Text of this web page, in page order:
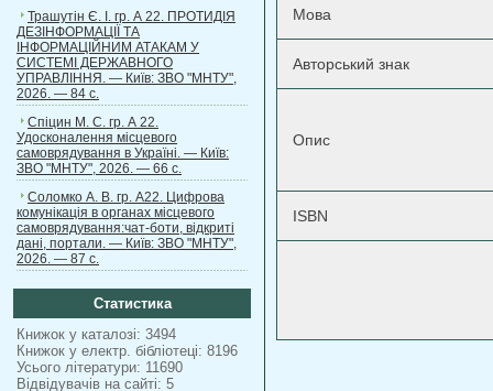
Трашутін Є. І. гр. А 22. ПРОТИДІЯ
ДЕЗІНФОРМАЦІЇ ТА
ІНФОРМАЦІЙНИМ АТАКАМ У
СИСТЕМІ ДЕРЖАВНОГО
УПРАВЛІННЯ. — Київ: ЗВО "МНТУ",
2026. — 84 с.
Спіцин М. С. гр. А 22.
Удосконалення місцевого
самоврядування в Україні. — Київ:
ЗВО "МНТУ", 2026. — 66 с.
Соломко А. В. гр. А22. Цифрова
комунікація в органах місцевого
самоврядування:чат-боти, відкриті
дані, портали. — Київ: ЗВО "МНТУ",
2026. — 87 с.
Статистика
Книжок у каталозі: 3494
Книжок у електр. бібліотеці: 8196
Усього літератури: 11690
Відвідувачів на сайті: 5
Мова
Авторський знак
Опис
ISBN